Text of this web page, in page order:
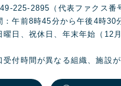
225-2895（代表ファクス番
：午前8時45分から午後4時30
曜日、祝休日、年末年始（12
付時間が異なる組織、施設が